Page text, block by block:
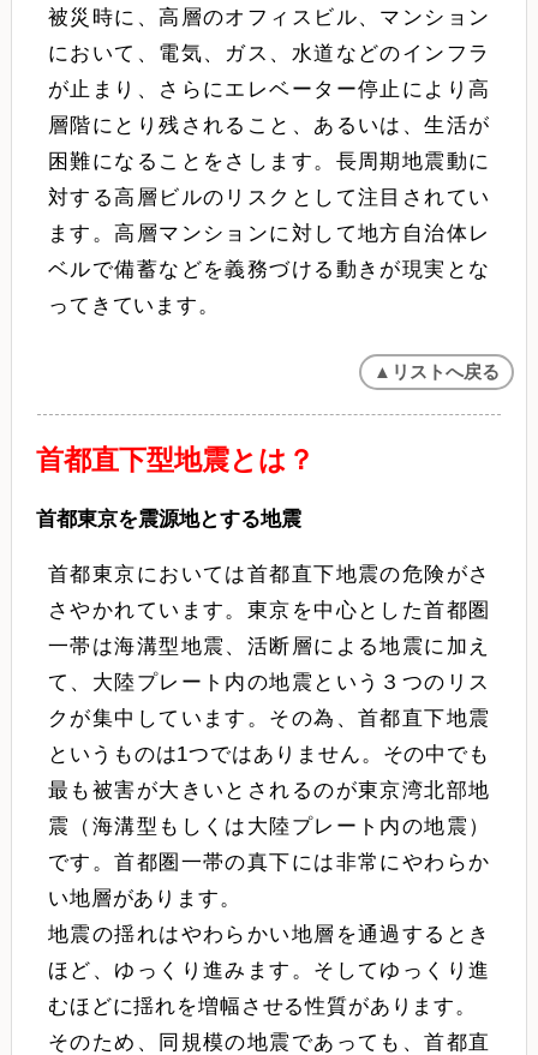
被災時に、高層のオフィスビル、マンション
において、電気、ガス、水道などのインフラ
が止まり、さらにエレベーター停止により高
層階にとり残されること、あるいは、生活が
困難になることをさします。長周期地震動に
対する高層ビルのリスクとして注目されてい
ます。高層マンションに対して地方自治体レ
ベルで備蓄などを義務づける動きが現実とな
ってきています。
▲リストへ戻る
首都直下型地震とは？
首都東京を震源地とする地震
首都東京においては首都直下地震の危険がさ
さやかれています。東京を中心とした首都圏
一帯は海溝型地震、活断層による地震に加え
て、大陸プレート内の地震という３つのリス
クが集中しています。その為、首都直下地震
というものは1つではありません。その中でも
最も被害が大きいとされるのが東京湾北部地
震（海溝型もしくは大陸プレート内の地震）
です。首都圏一帯の真下には非常にやわらか
い地層があります。
地震の揺れはやわらかい地層を通過するとき
ほど、ゆっくり進みます。そしてゆっくり進
むほどに揺れを増幅させる性質があります。
そのため、同規模の地震であっても、首都直